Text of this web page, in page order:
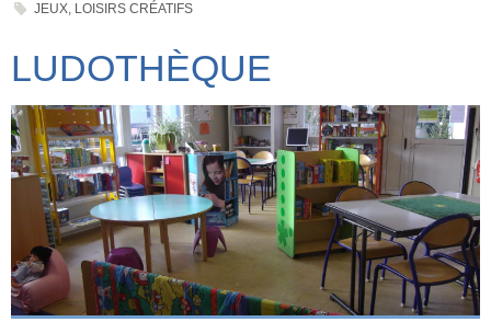
JEUX, LOISIRS CRÉATIFS
LUDOTHÈQUE